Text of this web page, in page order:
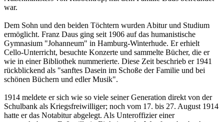
war.
Dem Sohn und den beiden Töchtern wurden Abitur und Studium
ermöglicht. Franz Daus ging seit 1906 auf das humanistische
Gymnasium "Johanneum" in Hamburg-Winterhude. Er erhielt
Cello-Unterricht, besuchte Konzerte und sammelte Bücher, die er
wie in einer Bibliothek nummerierte. Diese Zeit beschrieb er 1941
rückblickend als "sanftes Dasein im Schoße der Familie und bei
schönen Büchern und edler Musik".
1914 meldete er sich wie so viele seiner Generation direkt von der
Schulbank als Kriegsfreiwilliger; noch vom 17. bis 27. August 1914
hatte er das Notabitur abgelegt. Als Unteroffizier einer